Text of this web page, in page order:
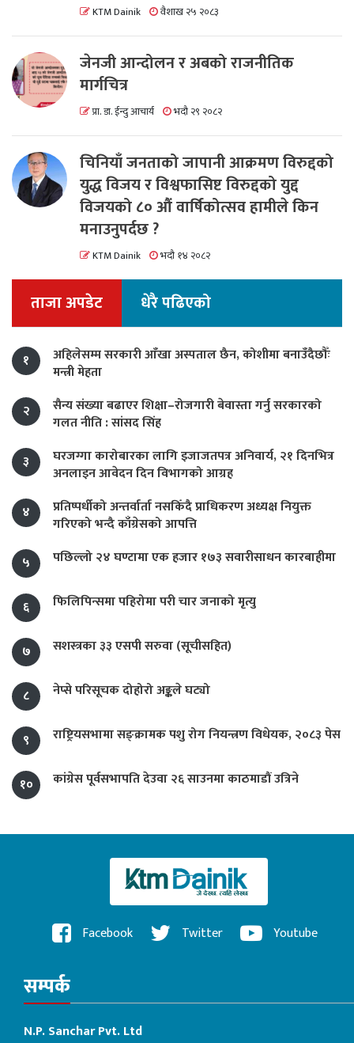
KTM Dainik वैशाख २५ २०८३
जेनजी आन्दोलन र अबको राजनीतिक
मार्गचित्र
प्रा. डा. ईन्दु आचार्य भदौ २९ २०८२
चिनियाँ जनताको जापानी आक्रमण विरुद्दको
युद्ध विजय र विश्वफासिष्ट विरुद्दको युद्द
विजयको ८० औं वार्षिकोत्सव हामीले किन
मनाउनुपर्दछ ?
KTM Dainik भदौ १४ २०८२
ताजा अपडेट धेरै पढिएको
१
अहिलेसम्म सरकारी आँखा अस्पताल छैन, कोशीमा बनाउँदैछौँः
मन्त्री मेहता
२
सैन्य संख्या बढाएर शिक्षा–रोजगारी बेवास्ता गर्नु सरकारको
गलत नीति : सांसद सिंह
३
घरजग्गा कारोबारका लागि इजाजतपत्र अनिवार्य, २१ दिनभित्र
अनलाइन आवेदन दिन विभागको आग्रह
४
प्रतिष्पर्धीको अन्तर्वार्ता नसकिँदै प्राधिकरण अध्यक्ष नियुक्त
गरिएको भन्दै काँग्रेसको आपत्ति
५
पछिल्लो २४ घण्टामा एक हजार १७३ सवारीसाधन कारबाहीमा
६ फिलिपिन्समा पहिरोमा परी चार जनाको मृत्यु
७ सशस्त्रका ३३ एसपी सरुवा (सूचीसहित)
८ नेप्से परिसूचक दोहोरो अङ्कले घट्यो
९ राष्ट्रियसभामा सङ्क्रामक पशु रोग नियन्त्रण विधेयक, २०८३ पेस
१० कांग्रेस पूर्वसभापति देउवा २६ साउनमा काठमाडौं उत्रिने
Facebook Twitter Youtube
सम्पर्क
N.P. Sanchar Pvt. Ltd